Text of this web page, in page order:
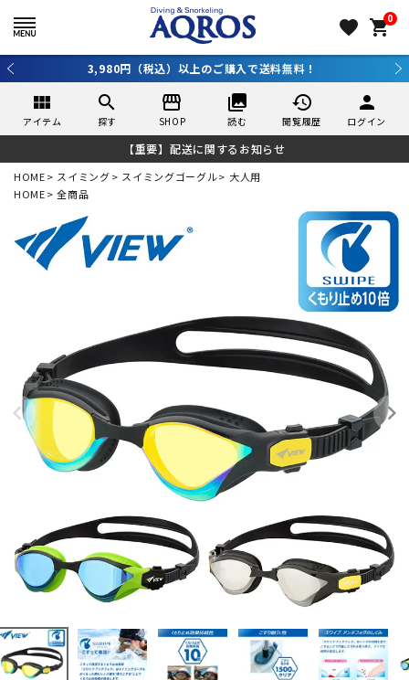
favorite 0
shopping_cart
3,980円（税込）以上のご購入で送料無料！
view_module
アイテム
search
探す
storefront
SHOP
collections
読む
history
閲覧履歴
person
ログイン
【重要】配送に関するお知らせ
HOME スイミング スイミングゴーグル
大人用
HOME
全商品